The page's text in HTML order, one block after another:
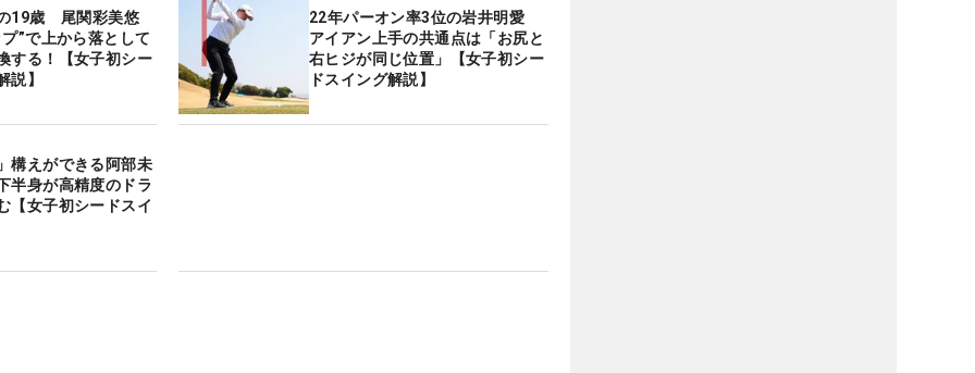
19歳 尾関彩美悠
”で上から落として
する！【女子初シー
説】
22年パーオン率3位の岩井明愛
アイアン上手の共通点は「お尻と
右ヒジが同じ位置」【女子初シー
ドスイング解説】
構えができる阿部未
身が高精度のドラ
【女子初シードスイ